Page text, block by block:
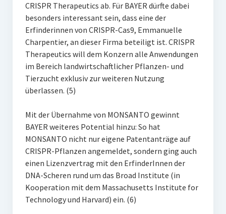
CRISPR Therapeutics ab. Für BAYER dürfte dabei
besonders interessant sein, dass eine der
Erfinderinnen von CRISPR-Cas9, Emmanuelle
Charpentier, an dieser Firma beteiligt ist. CRISPR
Therapeutics will dem Konzern alle Anwendungen
im Bereich landwirtschaftlicher Pflanzen- und
Tierzucht exklusiv zur weiteren Nutzung
überlassen. (5)
Mit der Übernahme von MONSANTO gewinnt
BAYER weiteres Potential hinzu: So hat
MONSANTO nicht nur eigene Patentanträge auf
CRISPR-Pflanzen angemeldet, sondern ging auch
einen Lizenzvertrag mit den ErfinderInnen der
DNA-Scheren rund um das Broad Institute (in
Kooperation mit dem Massachusetts Institute for
Technology und Harvard) ein. (6)